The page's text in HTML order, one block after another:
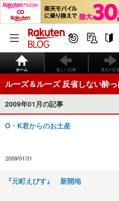
ホーム 新しい記事 過去の記
ルーズ＆ルーズ 反省しない酔
2009年01月の記事
O・K君からのお土産
2009/01/31
『元町えびす』 新開地